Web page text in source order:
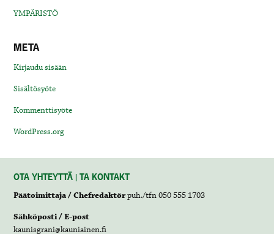
YMPÄRISTÖ
META
Kirjaudu sisään
Sisältösyöte
Kommenttisyöte
WordPress.org
OTA YHTEYTTÄ | TA KONTAKT
Päätoimittaja / Chefredaktörpuh./tfn 050 555 1703
Sähköposti / E-post
kaunisgrani@kauniainen.fi